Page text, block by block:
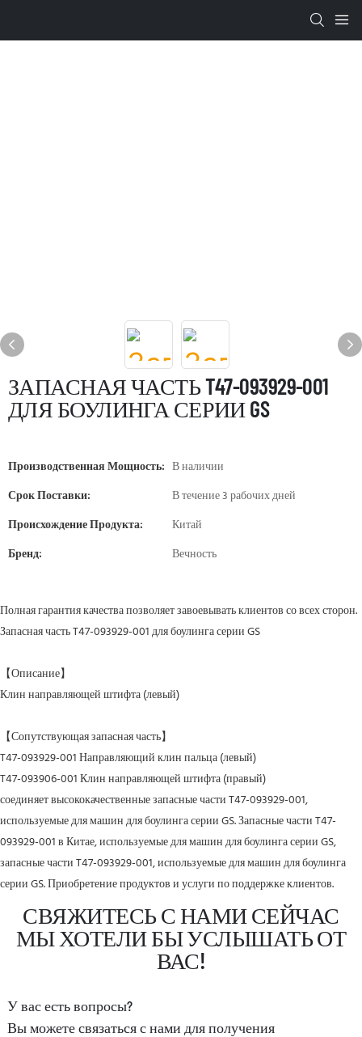
ЗАПАСНАЯ ЧАСТЬ T47-093929-001
ДЛЯ БОУЛИНГА СЕРИИ GS
Производственная Мощность: В наличии
Срок Поставки:
В течение 3 рабочих дней
Происхождение Продукта:
Китай
Бренд:
Вечность
Полная гарантия качества позволяет завоевывать клиентов со всех сторон.
Запасная часть T47-093929-001 для боулинга серии GS
【Описание】
Клин направляющей штифта (левый)
【Сопутствующая запасная часть】
T47-093929-001 Направляющий клин пальца (левый)
T47-093906-001 Клин направляющей штифта (правый)
соединяет высококачественные запасные части T47-093929-001,
используемые для машин для боулинга серии GS. Запасные части T47-
093929-001 в Китае, используемые для машин для боулинга серии GS,
запасные части T47-093929-001, используемые для машин для боулинга
серии GS. Приобретение продуктов и услуги по поддержке клиентов.
СВЯЖИТЕСЬ С НАМИ СЕЙЧАС
МЫ ХОТЕЛИ БЫ УСЛЫШАТЬ ОТ
ВАС!
У вас есть вопросы?
Вы можете связаться с нами для получения